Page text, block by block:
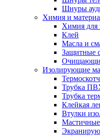
Шнуры
Химия и
Химия для
Клей
Масла и
Защитные
Очищающие
Изолирующие
Термоскотч
Трубка
Трубка
Клейкая
Втулки